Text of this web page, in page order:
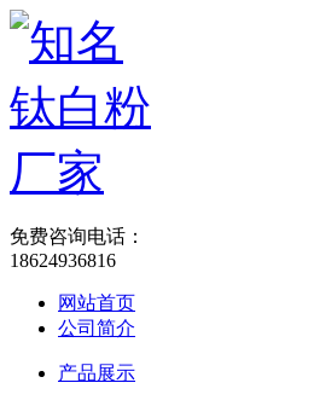
免费咨询电话：
18624936816
网站首页
公司简介
产品展示